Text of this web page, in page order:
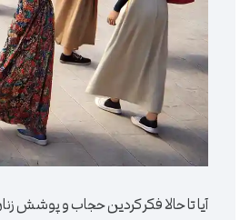
آیا تا حالا فکر کردین حجاب و پوشش